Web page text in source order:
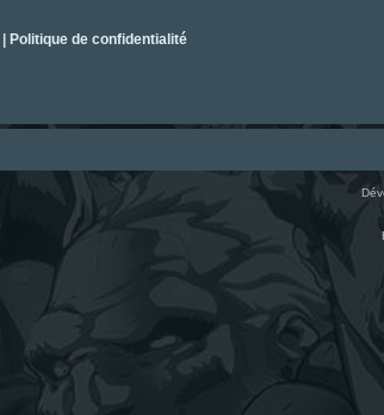
| Politique de confidentialité